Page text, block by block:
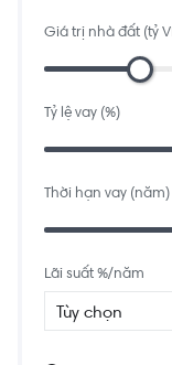
Giá trị nhà đất (tỷ
Tỷ lệ vay (%)
Thời hạn vay (năm)
Lãi suất %/năm
Tùy chọn